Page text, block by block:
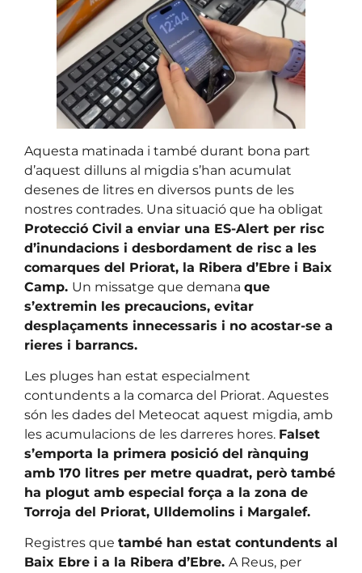
Aquesta matinada i també durant bona part
d’aquest dilluns al migdia s’han acumulat
desenes de litres en diversos punts de les
nostres contrades. Una situació que ha obligat
Protecció Civil a enviar una ES-Alert per risc
d’inundacions i desbordament de risc a les
comarques del Priorat, la Ribera d’Ebre i Baix
Camp. Un missatge que demana que
s’extremin les precaucions, evitar
desplaçaments innecessaris i no acostar-se a
rieres i barrancs.
Les pluges han estat especialment
contundents a la comarca del Priorat. Aquestes
són les dades del Meteocat aquest migdia, amb
les acumulacions de les darreres hores. Falset
s’emporta la primera posició del rànquing
amb 170 litres per metre quadrat, però també
ha plogut amb especial força a la zona de
Torroja del Priorat, Ulldemolins i Margalef.
Registres que també han estat contundents al
Baix Ebre i a la Ribera d’Ebre. A Reus, per